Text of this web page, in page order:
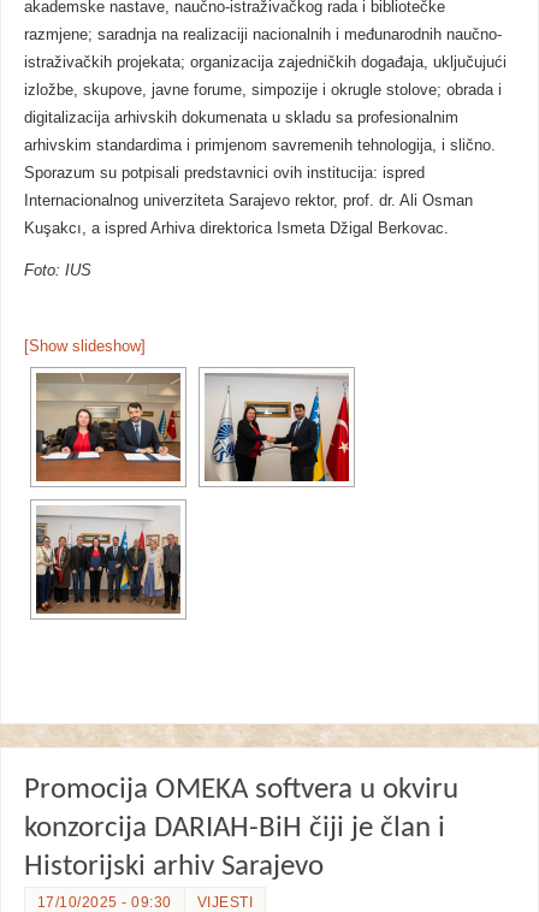
akademske nastave, naučno-istraživačkog rada i bibliotečke
razmjene; saradnja na realizaciji nacionalnih i međunarodnih naučno-
istraživačkih projekata; organizacija zajedničkih događaja, uključujući
izložbe, skupove, javne forume, simpozije i okrugle stolove; obrada i
digitalizacija arhivskih dokumenata u skladu sa profesionalnim
arhivskim standardima i primjenom savremenih tehnologija, i slično.
Sporazum su potpisali predstavnici ovih institucija: ispred
Internacionalnog univerziteta Sarajevo rektor, prof. dr. Ali Osman
Kuşakcı, a ispred Arhiva direktorica Ismeta Džigal Berkovac.
Foto: IUS
[Show slideshow]
Promocija OMEKA softvera u okviru
konzorcija DARIAH-BiH čiji je član i
Historijski arhiv Sarajevo
17/10/2025 - 09:30 VIJESTI